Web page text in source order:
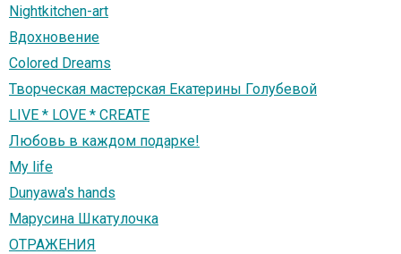
Nightkitchen-art
Вдохновение
Colored Dreams
Творческая мастерская Екатерины Голубевой
LIVE * LOVE * CREATE
Любовь в каждом подарке!
My life
Dunyawa's hands
Марусина Шкатулочка
ОТРАЖЕНИЯ